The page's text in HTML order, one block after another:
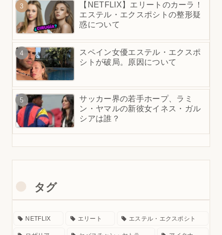
【NETFLIX】エリートのカーラ！
エステル・エクスポシトの整形疑
惑について
スペイン女優エステル・エクスポ
シトが破局。原因について
サッカー界の若手ホープ、ラミ
ン・ヤマルの新彼女イネス・ガル
シアは誰？
タグ
NETFLIX エリート エステル・エクスポシト